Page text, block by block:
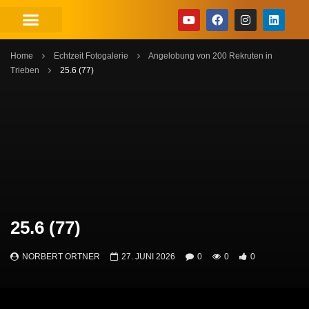
Home Echtzeit Fotogalerie
Angelobung von 200 Rekruten in
Trieben
25.6 (77)
25.6 (77)
NORBERT ORTNER 27. JUNI 2026 0 0 0